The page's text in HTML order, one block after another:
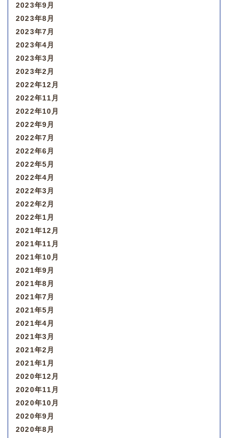
2023年9月
2023年8月
2023年7月
2023年4月
2023年3月
2023年2月
2022年12月
2022年11月
2022年10月
2022年9月
2022年7月
2022年6月
2022年5月
2022年4月
2022年3月
2022年2月
2022年1月
2021年12月
2021年11月
2021年10月
2021年9月
2021年8月
2021年7月
2021年5月
2021年4月
2021年3月
2021年2月
2021年1月
2020年12月
2020年11月
2020年10月
2020年9月
2020年8月